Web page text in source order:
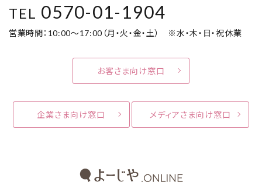
TEL 0570-01-1904
営業時間：10:00～17:00（月・火・金・土） ※水・木・日・祝休業
お客さま向け窓口
企業さま向け窓口 メディアさま向け窓口